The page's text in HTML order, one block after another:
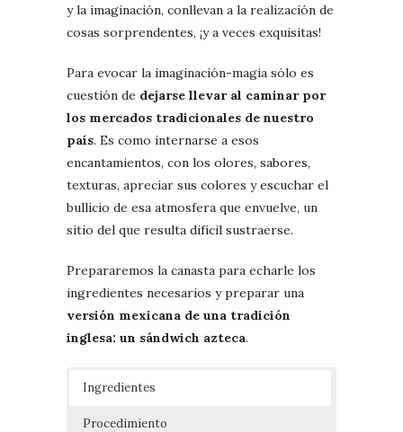
y la imaginación, conllevan a la realización de
cosas sorprendentes, ¡y a veces exquisitas!
Para evocar la imaginación-magia sólo es
cuestión de dejarse llevar al caminar por
los mercados tradicionales de nuestro
país. Es como internarse a esos
encantamientos, con los olores, sabores,
texturas, apreciar sus colores y escuchar el
bullicio de esa atmosfera que envuelve, un
sitio del que resulta difícil sustraerse.
Prepararemos la canasta para echarle los
ingredientes necesarios y preparar una
versión mexicana de una tradición
inglesa: un sándwich azteca.
Ingredientes
Procedimiento